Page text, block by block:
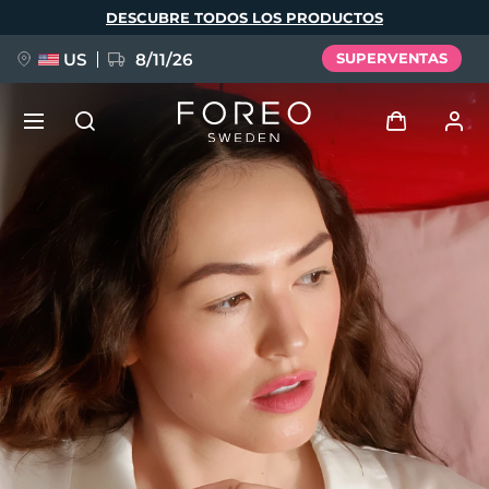
DESCUBRE TODOS LOS PRODUCTOS
US 8/11/26 SUPERVENTAS
Iniciar sesión
Perfil de usuario
Mis dispositivos
Mis pedidos
Mis direcciones
Mis suscripciones
FAQ™ Pure Beauty-Tech Elixir
BREAKING NEWS
issa™ Teeth Whitening Set
Idioma
English Deutsch
Español
Français
Português
Polski
Svenska
Русский
Türkçe
简体中文 繁體中文